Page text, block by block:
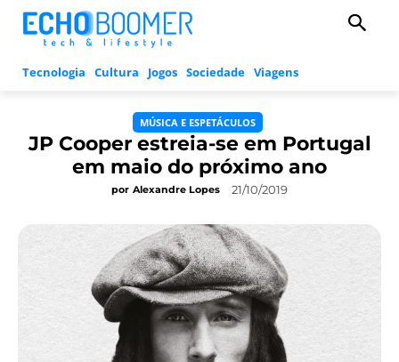
Tecnologia Cultura Jogos Sociedade Viagens
MÚSICA E ESPETÁCULOS
JP Cooper estreia-se em Portugal
em maio do próximo ano
por Alexandre Lopes 21/10/2019